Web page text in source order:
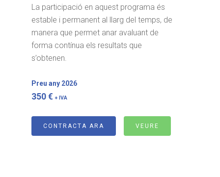
La participació en aquest programa és
estable i permanent al llarg del temps, de
manera que permet anar avaluant de
forma contínua els resultats que
s’obtenen.
Preu any 2026
350 €+ IVA
CONTRACTA ARA VEURE